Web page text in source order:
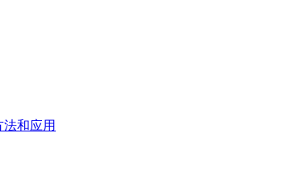
和应用